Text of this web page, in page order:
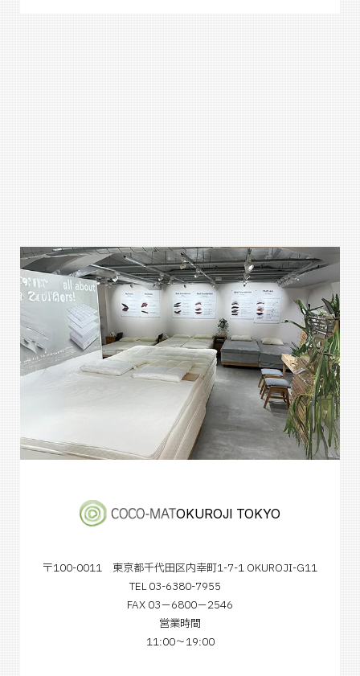
OKUROJI TOKYO
〒100-0011 東京都千代田区内幸町1-7-1 OKUROJI-G11
TEL 03-6380-7955
FAX 03−6800−2546
営業時間
11:00～19:00